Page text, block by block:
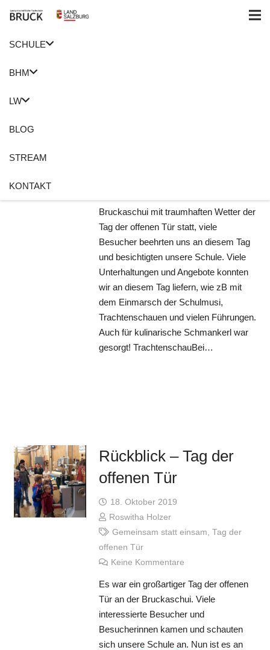
SCHULE
BHM
LW
BLOG
STREAM
KONTAKT
Bruckaschui mit traumhaften Wetter der
Tag der offenen Tür statt, viele
Besucher beehrten uns an diesem Tag
und besichtigten unsere Schule. Viele
Unterhaltungen und Angebote konnten
wir an diesem Tag liefern, wie zB mit
dem Einmarsch der Schulmusi,
Trachtenschauen und vielen Führungen.
Auch für kulinarische Schmankerl war
gesorgt! TrachtenschauBei…
Rückblick – Tag der
offenen Tür
18. Oktober 2019
Roswitha Holzer
Gemeinsam statt einsam, Tag der
offenen Tür
Keine Kommentare
Es war ein großartiger Tag der offenen
Tür an der Bruckaschui. Viele
interessierte Besucher und
Besucherinnen kamen und schauten
sich unsere Schule an. Nun ist es an